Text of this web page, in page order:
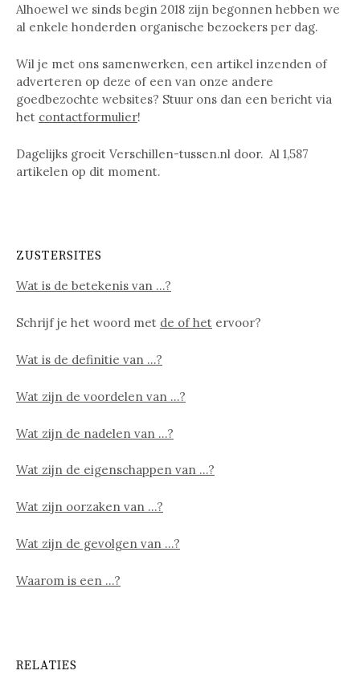
Alhoewel we sinds begin 2018 zijn begonnen hebben we
al enkele honderden organische bezoekers per dag.
Wil je met ons samenwerken, een artikel inzenden of
adverteren op deze of een van onze andere
goedbezochte websites? Stuur ons dan een bericht via
het contactformulier!
Dagelijks groeit Verschillen-tussen.nl door. Al 1,587
artikelen op dit moment.
ZUSTERSITES
Wat is de betekenis van …?
Schrijf je het woord met de of het ervoor?
Wat is de definitie van …?
Wat zijn de voordelen van …?
Wat zijn de nadelen van …?
Wat zijn de eigenschappen van …?
Wat zijn oorzaken van …?
Wat zijn de gevolgen van …?
Waarom is een …?
RELATIES